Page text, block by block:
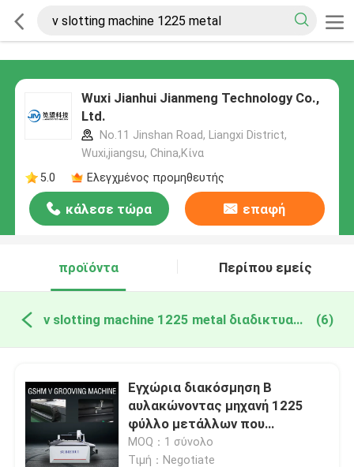
Wuxi Jianhui Jianmeng Technology Co.,
Ltd.
No.11 Jinshan Road, Liangxi District,
Wuxi,jiangsu, China,Κίνα
5.0
Ελεγχμένος προμηθευτής
κάλεσε τώρα επαφή
προϊόντα Περίπου εμείς
v slotting machine 1225 metal διαδικτυακή κατασκευή (6)
Εγχώρια διακόσμηση Β
αυλακώνοντας μηχανή 1225
φύλλο μετάλλων που
αυλακώνει τη μηχανή
MOQ：1 σύνολο
Τιμή：Negotiate